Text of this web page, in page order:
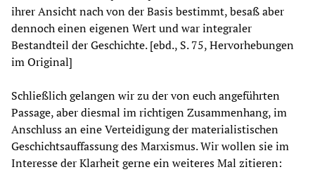
ihrer Ansicht nach von der Basis bestimmt, besaß aber
dennoch einen eigenen Wert und war integraler
Bestandteil der Geschichte. [ebd., S. 75, Hervorhebungen
im Original]
Schließlich gelangen wir zu der von euch angeführten
Passage, aber diesmal im richtigen Zusammenhang, im
Anschluss an eine Verteidigung der materialistischen
Geschichtsauffassung des Marxismus. Wir wollen sie im
Interesse der Klarheit gerne ein weiteres Mal zitieren: